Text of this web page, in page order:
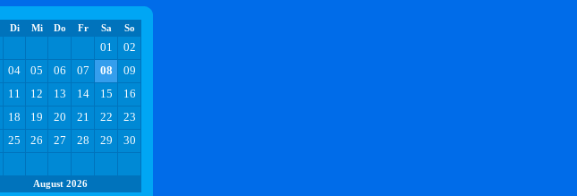
Di Mi Do Fr Sa So
01
02
04 05 06 07 08
09
11 12 13 14 15
16
18 19 20 21 22
23
25 26 27 28 29
30
August 2026